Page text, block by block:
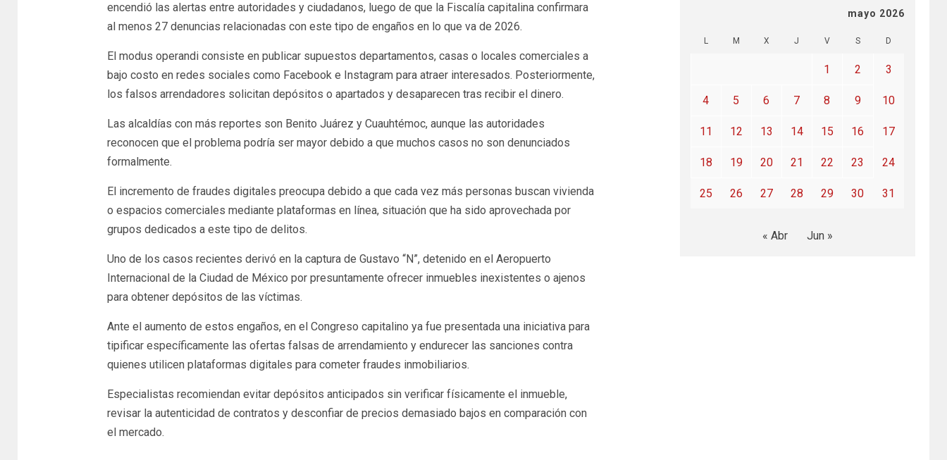
encendió las alertas entre autoridades y ciudadanos, luego de que la Fiscalía capitalina confirmara
al menos 27 denuncias relacionadas con este tipo de engaños en lo que va de 2026.
El modus operandi consiste en publicar supuestos departamentos, casas o locales comerciales a
bajo costo en redes sociales como Facebook e Instagram para atraer interesados. Posteriormente,
los falsos arrendadores solicitan depósitos o apartados y desaparecen tras recibir el dinero.
Las alcaldías con más reportes son Benito Juárez y Cuauhtémoc, aunque las autoridades
reconocen que el problema podría ser mayor debido a que muchos casos no son denunciados
formalmente.
El incremento de fraudes digitales preocupa debido a que cada vez más personas buscan vivienda
o espacios comerciales mediante plataformas en línea, situación que ha sido aprovechada por
grupos dedicados a este tipo de delitos.
Uno de los casos recientes derivó en la captura de Gustavo “N”, detenido en el Aeropuerto
Internacional de la Ciudad de México por presuntamente ofrecer inmuebles inexistentes o ajenos
para obtener depósitos de las víctimas.
Ante el aumento de estos engaños, en el Congreso capitalino ya fue presentada una iniciativa para
tipificar específicamente las ofertas falsas de arrendamiento y endurecer las sanciones contra
quienes utilicen plataformas digitales para cometer fraudes inmobiliarios.
Especialistas recomiendan evitar depósitos anticipados sin verificar físicamente el inmueble,
revisar la autenticidad de contratos y desconfiar de precios demasiado bajos en comparación con
el mercado.
mayo 2026
L M X J V S D
1 2 3
4 5 6 7 8 9 10
11 12 13 14 15 16 17
18 19 20 21 22 23 24
25 26 27 28 29 30 31
« Abr Jun »